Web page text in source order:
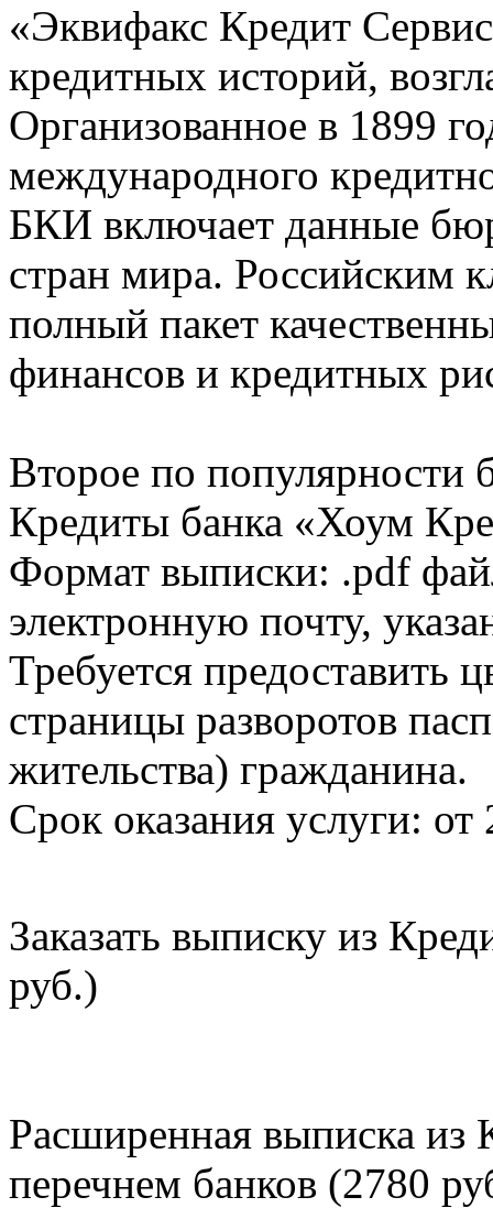
«Эквифакс Кредит
кредитных историй,
Организованное в 1899
международного
БКИ включает данные
стран мира. Российским
полный пакет
финансов и кредитных
Второе по популярности
Кредиты банка «Хоум
Формат выписки: .pdf
электронную почту,
Требуется предоставить
страницы разворотов
жительства) гражданина.
Срок оказания услуги: от
Заказать выписку из
руб.)
Расширенная выписка из
перечнем банков (2780